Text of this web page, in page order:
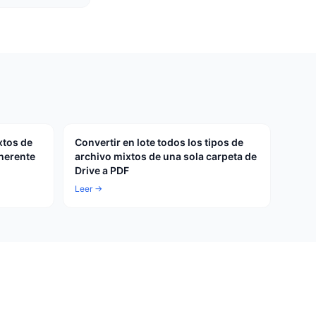
de
Convertir en lote todos los tipos de
archivo mixtos de una sola carpeta de
Drive a PDF
Leer →